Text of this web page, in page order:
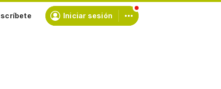
Iniciar sesión